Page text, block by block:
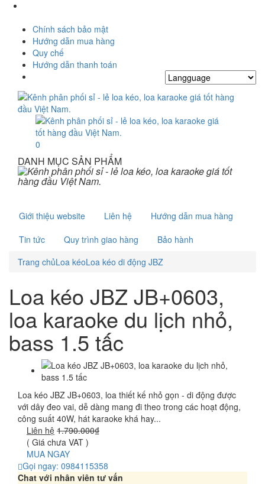
Chính sách bảo mật
Hướng dẫn mua hàng
Quy chế
Hướng dẫn thanh toán
0
DANH MỤC SẢN PHẨM
Giới thiệu website Liên hệ
Hướng dẫn mua hàng
Tin tức
Quy trình giao hàng
Bảo hành
Trang chủLoa kéoLoa kéo di động JBZ
Loa kéo JBZ JB+0603,
loa karaoke du lịch nhỏ,
bass 1.5 tấc
Loa kéo JBZ JB+0603, loa thiết kế nhỏ gọn - di động được
với dây đeo vai, dễ dàng mang đi theo trong các hoạt động,
công suất 40W, hát karaoke khá hay...
Liên hệ 1.790.000₫
( Giá chưa VAT )
MUA NGAY
Gọi ngay: 0984115358
Chat với nhân viên tư vấn